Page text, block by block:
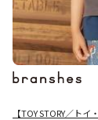
【TOY STORY／ト